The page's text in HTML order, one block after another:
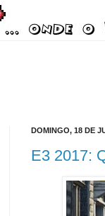
DOMINGO, 18 DE
E3 2017: